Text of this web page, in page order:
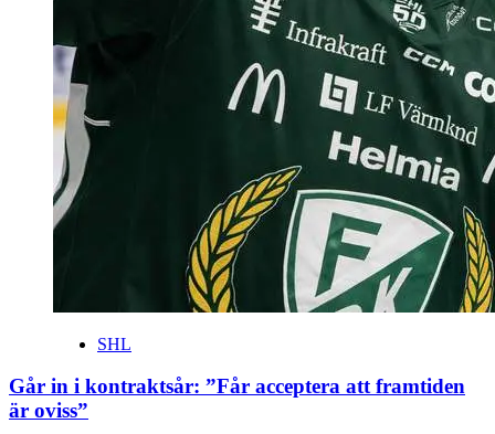
SHL
Går in i kontraktsår: ”Får acceptera att framtiden
är oviss”